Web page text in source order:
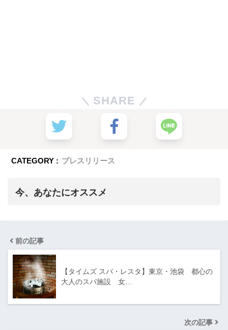
SHARE
CATEGORY : プレスリリース
今、あなたにオススメ
前の記事
【タイムズ スパ・レスタ】東京・池袋 都心の
大人のスパ施設 女…
次の記事